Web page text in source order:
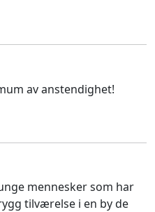
av anstendighet!
mennesker som har
tilværelse i en by de